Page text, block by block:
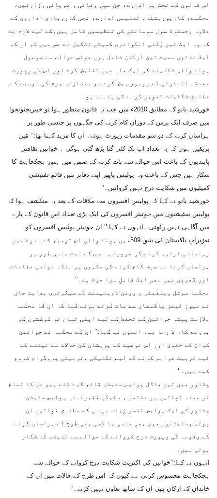
اس قانون کے تحت ہر ادارے، جن میں وفاقی و صوبائی وزارتیں،
محکمے، کارپوریشنز، تعلیمی ادارے، نجی کاروباری اداروں کے
علاوہ رجسٹرڈ سول سوسائٹی کی تنظیمیں شامل ہیں،کے لیے لازم ہے
کہ وہ ایک تین رُکنی انکوائری کمیٹی تشکیل دے جس میں کم از کم
ایک خاتون سمیت تین ارکان شامل ہوں جواس حوالے سے موصول
ہونے والی شکایات کی ایک ماہ میں تفتیش کرے اور اس کی رپورٹ
مصدقہ اتھارٹی کے روبرو پیش کرے جو بعدازاں جرم کی نوعیت کے
مطابق شکایات تجویز کرنے کی پابند ہو۔
خورشید بانو کے مطابق 2010ء میں جب یہ قانون منظور ہوا تو خیبرپختونخوا
میں صرف ایک برس کے دوران کام کرنے کی جگہوں پر جنسی طور پر
ہراساں کرنے کے دو سو مقدمات رپورٹ ہوئے۔ ان کا مزید کہنا تھا:’’ مَیں
پریقین ہوں کہ یہ تعداد اب تک کئی گنا بڑھ گئی ہوگی ۔ خواتین ثقافتی
پابندیوں کے باعث اس حوالے سے بات کرنے کے ضمن میں ہنوز ہچکچاہٹ کا
شکار ہیں جس کے باعث وہ پولیس یاپھر اپنے دفاتر میں قائم تفتیشی
کمیٹیوں میں شکایت درج نہیں کرواتیں۔‘‘
خورشید بانو نے کہا کہ پولیس افسروں سے ملاقات کے بعد یہ منکشف ہوا کہ
پولیس سٹیشنوں میں جونیئر افسروں کی ایک بڑی تعداد اس قانون کے بارے
میں آگاہی نہیں رکھتی۔ انہوں نے کہا:’’ ان جونیئر پولیس افسروں کو
تعزیراتِ پاکستان کی شق 509میں ہونے والی اس ترمیم کے بارے میں
رہنمائی فراہم کرنے کی ضرورت ہے جس کے تحت جنسی طور پر
ہراساں کرنا نہ صرف کام کرنے کی جگہوں پر بلکہ عوامی مقامات
اور گھروں میں بھی ایک قابلِ سزا جرم ہے۔‘‘
محکمۂ سوشل ویلفیئر و وومن ڈویلپمنٹ کے سیکرٹری ہدایت جان
نے نیوز لینز پاکستان سے بات کرتے ہوئے کہا کہ ان کا محکمہ
ملازمت پیشہ خواتین کے تحفظ کے لیے اپنی تمام تر کوششوں کو
بروئے کار لا رہا ہے۔ انہوں نے کہا:’’ ان کے محکمہ نے خواتین
کوان کے حقوق اور اس نوعیت کے پریشان کن حالات سے نپٹنے کے
لیے تربیت فراہم کرنے کے لیے تکنیکی وتربیتی پروگرام شروع
کیے ہیں۔‘‘
پشاور میں تین ماڈل پولیس سٹیشن قائم کیے گئے ہیں جن کا تمام
تر عملہ خواتین پر مشتمل ہے لیکن فقیرآباد پولیس سٹیشن
پشاور کی ایک پولیس افسر زینت بی بی کے مطابق خواتین ان
پولیس سٹیشنوں میں بھی جنسی یا کسی بھی طرح کے ہراساں کرنے
کے وقوعہ کی رپورٹ درج کروانے کے حوالے سے تذبذب کا شکار
ہوتی ہیں۔
انہوں نے کہا:’’خواتین کی اکثریت شکایت درج کروانے کے حوالے سے
ہچکچاہٹ محسوس کرتی ہے کیوں کہ اس طرح کے حالات میں ان کے
خاندان کے ارکان بھی ان کے ساتھ تعاون نہیں کرتے۔‘‘